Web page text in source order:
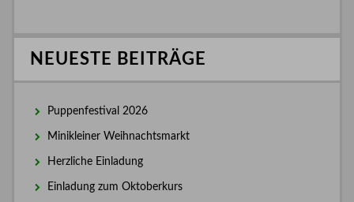
NEUESTE BEITRÄGE
Puppenfestival 2026
Minikleiner Weihnachtsmarkt
Herzliche Einladung
Einladung zum Oktoberkurs